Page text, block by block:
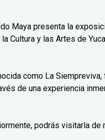
Maya presenta la
Cultura y las Artes de
como La
de una experiencia
podrás visitarla de